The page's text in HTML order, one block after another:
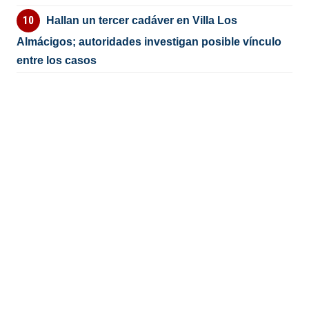
Hallan un tercer cadáver en Villa Los
Almácigos; autoridades investigan posible vínculo
entre los casos